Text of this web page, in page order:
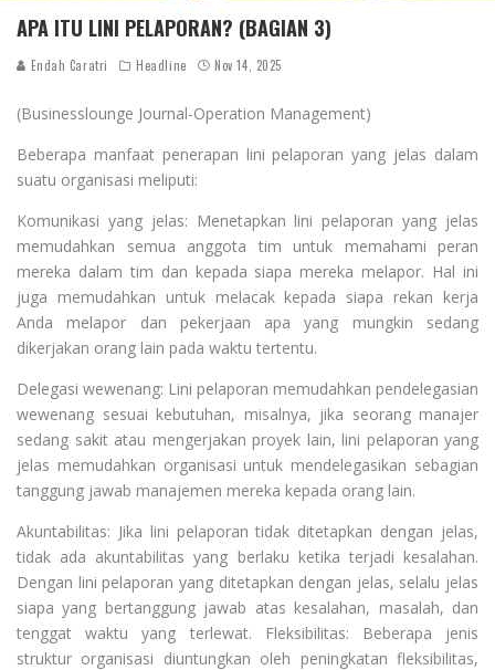
APA ITU LINI PELAPORAN? (BAGIAN 3)
Endah Caratri Headline Nov 14, 2025
(Businesslounge Journal-Operation Management)
Beberapa manfaat penerapan lini pelaporan yang jelas dalam
suatu organisasi meliputi:
Komunikasi yang jelas: Menetapkan lini pelaporan yang jelas
memudahkan semua anggota tim untuk memahami peran
mereka dalam tim dan kepada siapa mereka melapor. Hal ini
juga memudahkan untuk melacak kepada siapa rekan kerja
Anda melapor dan pekerjaan apa yang mungkin sedang
dikerjakan orang lain pada waktu tertentu.
Delegasi wewenang: Lini pelaporan memudahkan pendelegasian
wewenang sesuai kebutuhan, misalnya, jika seorang manajer
sedang sakit atau mengerjakan proyek lain, lini pelaporan yang
jelas memudahkan organisasi untuk mendelegasikan sebagian
tanggung jawab manajemen mereka kepada orang lain.
Akuntabilitas: Jika lini pelaporan tidak ditetapkan dengan jelas,
tidak ada akuntabilitas yang berlaku ketika terjadi kesalahan.
Dengan lini pelaporan yang ditetapkan dengan jelas, selalu jelas
siapa yang bertanggung jawab atas kesalahan, masalah, dan
tenggat waktu yang terlewat. Fleksibilitas: Beberapa jenis
struktur organisasi diuntungkan oleh peningkatan fleksibilitas,